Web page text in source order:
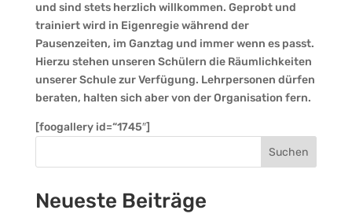
und sind stets herzlich willkommen. Geprobt und
trainiert wird in Eigenregie während der
Pausenzeiten, im Ganztag und immer wenn es passt.
Hierzu stehen unseren Schülern die Räumlichkeiten
unserer Schule zur Verfügung. Lehrpersonen dürfen
beraten, halten sich aber von der Organisation fern.
[foogallery id=“1745″]
Suchen
Neueste Beiträge